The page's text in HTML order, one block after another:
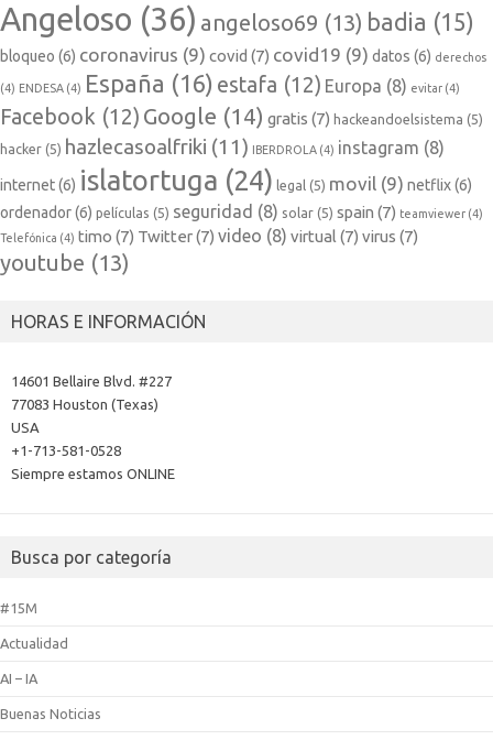
Angeloso (36) angeloso69 (13) badia (15)
bloqueo (6) coronavirus (9) covid (7) covid19 (9) datos (6) derechos
(4) ENDESA (4) España (16) estafa (12) Europa (8) evitar (4)
Facebook (12) Google (14) gratis (7) hackeandoelsistema (5)
hacker (5) hazlecasoalfriki (11) IBERDROLA (4) instagram (8)
internet(6) islatortuga (24) legal (5) movil (9) netflix(6)
ordenador(6) películas (5) seguridad (8) solar (5) spain (7) teamviewer (4)
Telefónica (4) timo (7) Twitter(7) video (8) virtual (7) virus (7)
youtube (13)
HORAS E INFORMACIÓN
14601 Bellaire Blvd. #227
77083 Houston (Texas)
USA
+1-713-581-0528
Siempre estamos ONLINE
Busca por categoría
#15M
Actualidad
AI – IA
Buenas Noticias